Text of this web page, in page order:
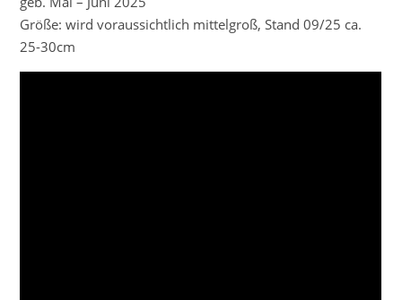
Größe: wird voraussichtlich mittelgroß, Stand 09/25 ca.
25-30cm